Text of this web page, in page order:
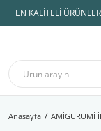
EN KALİTELİ
Anasayfa AMİGURUMİ